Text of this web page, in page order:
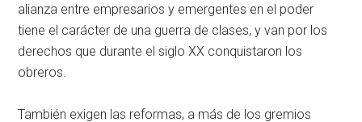
alianza entre empresarios y emergentes en el poder
tiene el carácter de una guerra de clases, y van por los
derechos que durante el siglo XX conquistaron los
obreros.
También exigen las reformas, a más de los gremios